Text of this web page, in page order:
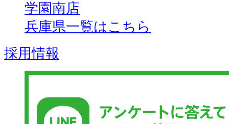
学園南店
兵庫県一覧はこちら
採用情報